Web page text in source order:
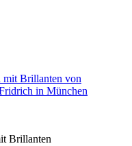
Brillanten